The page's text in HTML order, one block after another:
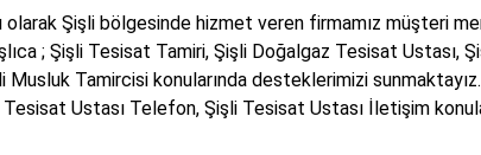
Şişli bölgesinde hizmet veren firmamız müşteri
; Şişli Tesisat Tamiri, Şişli Doğalgaz Tesisat Ustası,
Musluk Tamircisi konularında desteklerimizi
Ustası Telefon, Şişli Tesisat Ustası İletişim